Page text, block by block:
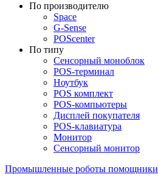
По производителю
Space
G-Sense
POScenter
По типу
Сенсорный моноблок
POS-терминал
Ноутбук
POS комплект
POS-компьютеры
Дисплей покупателя
POS-клавиатура
Монитор
Сенсорный монитор
Промышленные роботы помощники